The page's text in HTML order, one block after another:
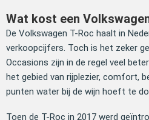
Wat kost een
De Volkswagen T-Roc haalt in
verkoopcijfers. Toch is het zeker
Occasions zijn in de regel veel
het gebied van rijplezier, comfort,
punten water bij de wijn hoeft te
Toen de T-Roc in 2017 werd